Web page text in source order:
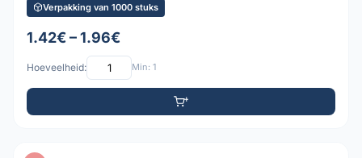
Verpakking van 1000 stuks
1.42€ – 1.96€
Hoeveelheid: Min: 1